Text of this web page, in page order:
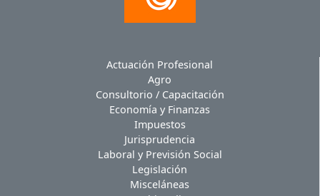
Actuación Profesional
Agro
Consultorio / Capacitación
Economía y Finanzas
Impuestos
Jurisprudencia
Laboral y Previsión Social
Legislación
Misceláneas